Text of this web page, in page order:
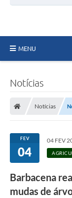
MENU
Meio Ambiente
Ouvidoria
Serviços
Notícias
Notícias
FEV
04
04 FEV
Barbacena
mudas de